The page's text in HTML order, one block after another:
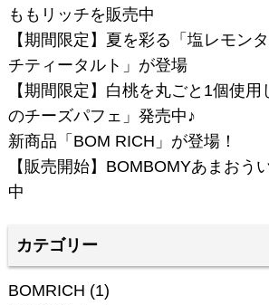
ももリッチを販売中
【期間限定】夏を彩る「塩レモン
チティータルト」が登場
【期間限定】白桃を丸ごと1個使
のチーズパフェ」発売中♪
新商品「BOM RICH」が登場！
【販売開始】BOMBOMYあまおう
中
カテゴリー
BOMRICH (1)